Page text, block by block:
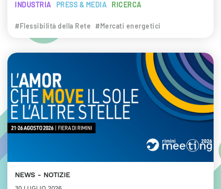
INDUSTRIA PRESS & MEDIA RICERCA
#Flessibilità della Rete #Mercati energetici
NEWS NOTIZIE